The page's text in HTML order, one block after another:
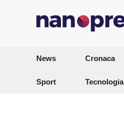
News Cronaca
Sport Tecnologia